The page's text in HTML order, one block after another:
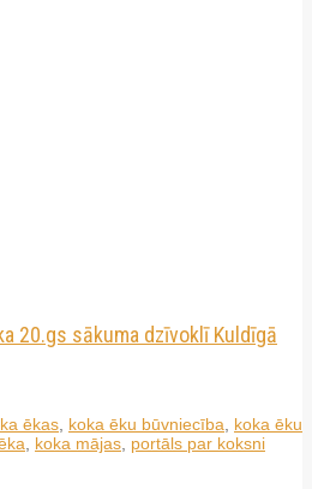
20.gs sākuma dzīvoklī Kuldīgā
ēkas koka ēku būvniecība
koka ēku
koka mājas portāls par koksni